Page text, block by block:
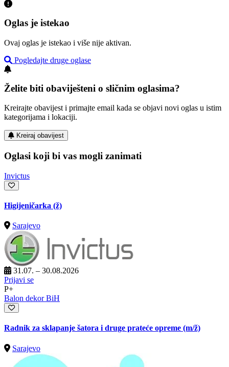
Oglas je istekao
Ovaj oglas je istekao i više nije aktivan.
Pogledajte druge oglase
Želite biti obaviješteni o sličnim oglasima?
Kreirajte obavijest i primajte email kada se objavi novi oglas u istim
kategorijama i lokaciji.
Kreiraj obavijest
Oglasi koji bi vas mogli zanimati
Invictus
Higijeničarka (ž)
Sarajevo
31.07. – 30.08.2026
Prijavi se
P+
Balon dekor BiH
Radnik za sklapanje šatora i druge prateće opreme (m/ž)
Sarajevo